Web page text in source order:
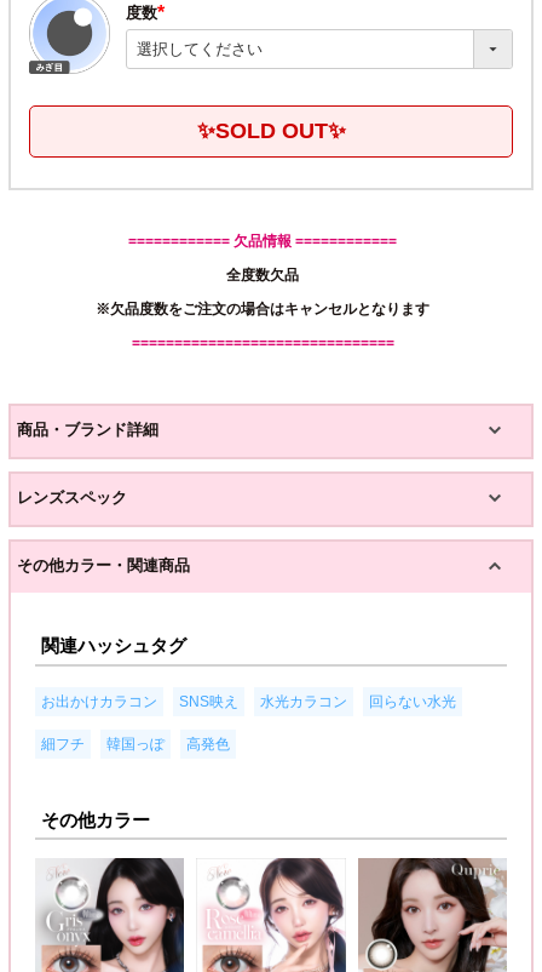
度数
(必
須)
✨SOLD OUT✨
============ 欠品情報 ============
全度数欠品
※欠品度数をご注文の場合はキャンセルとなります
===============================
商品・ブランド詳細
レンズスペック
その他カラー・関連商品
関連ハッシュタグ
お出かけカラコン SNS映え 水光カラコン 回らない水光
細フチ 韓国っぽ 高発色
その他カラー